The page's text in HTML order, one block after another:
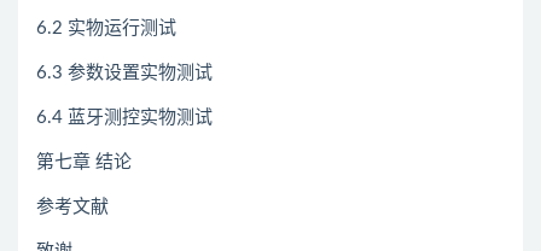
6.2 实物运行测试
6.3 参数设置实物测试
6.4 蓝牙测控实物测试
第七章 结论
参考文献